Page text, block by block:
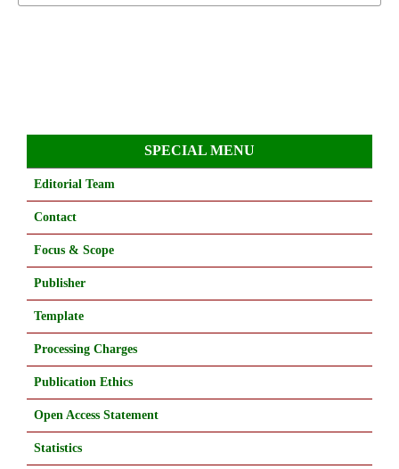
SPECIAL MENU
Editorial Team
Contact
Focus & Scope
Publisher
Template
Processing Charges
Publication Ethics
Open Access Statement
Statistics